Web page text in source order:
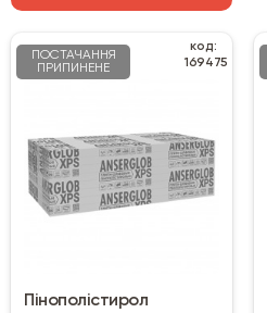
ПОСТАЧАННЯ
ПРИПИНЕНЕ
код:
169475
Пінополістирол